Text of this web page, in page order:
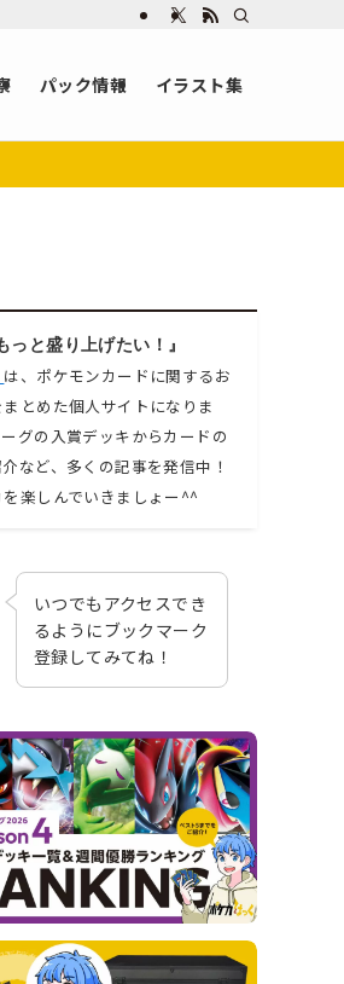
パック情報 イラスト集
っと盛り上げたい！』
は、ポケモンカードに関するお
とめた個人サイトになりま
グの入賞デッキからカードの
など、多くの記事を発信中！
楽しんでいきましょー^^
いつでもアクセスでき
るようにブックマーク
登録してみてね！